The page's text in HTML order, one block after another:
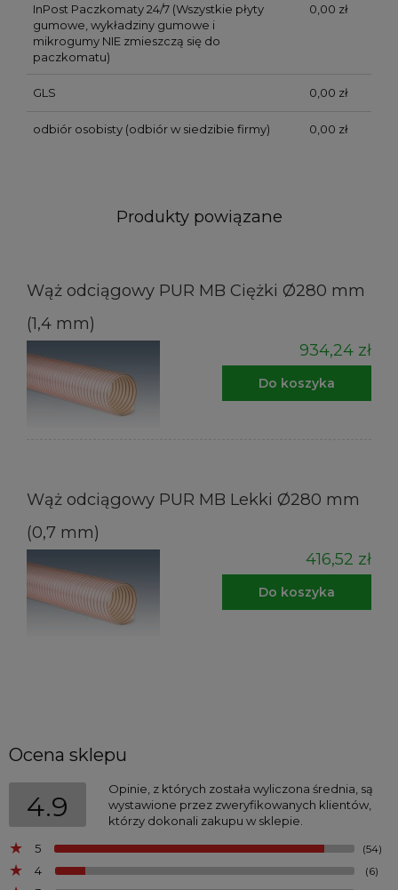
InPost Paczkomaty 24/7(Wszystkie płyty
gumowe, wykładziny gumowe i
mikrogumy NIE zmieszczą się do
paczkomatu)
0,00 zł
GLS 0,00 zł
odbiór osobisty(odbiór w siedzibie firmy) 0,00 zł
Produkty powiązane
Wąż odciągowy PUR MB Ciężki Ø280 mm
(1,4 mm)
934,24 zł
Do koszyka
Wąż odciągowy PUR MB Lekki Ø280 mm
(0,7 mm)
416,52 zł
Do koszyka
Ocena sklepu
4.9
Opinie, z których została wyliczona średnia, są
wystawione przez zweryfikowanych klientów,
którzy dokonali zakupu w sklepie.
5
(54)
4 (6)